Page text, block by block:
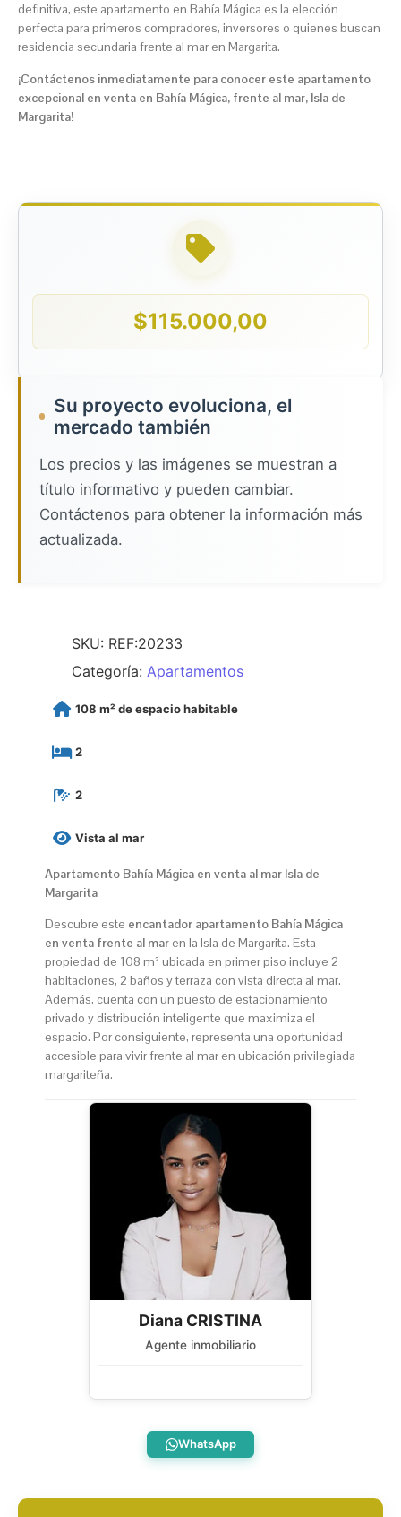
definitiva, este apartamento en Bahía Mágica es la elección
perfecta para primeros compradores, inversores o quienes buscan
residencia secundaria frente al mar en Margarita.
¡Contáctenos inmediatamente para conocer este apartamento
excepcional en venta en Bahía Mágica, frente al mar, Isla de
Margarita!
$115.000,00
Su proyecto evoluciona, el
mercado también
Los precios y las imágenes se muestran a
título informativo y pueden cambiar.
Contáctenos para obtener la información más
actualizada.
SKU: REF:20233
Categoría: Apartamentos
108 m² de espacio habitable
2
2
Vista al mar
Apartamento Bahía Mágica en venta al mar Isla de
Margarita
Descubre este encantador apartamento Bahía Mágica
en venta frente al mar en la Isla de Margarita. Esta
propiedad de 108 m² ubicada en primer piso incluye 2
habitaciones, 2 baños y terraza con vista directa al mar.
Además, cuenta con un puesto de estacionamiento
privado y distribución inteligente que maximiza el
espacio. Por consiguiente, representa una oportunidad
accesible para vivir frente al mar en ubicación privilegiada
margariteña.
Diana CRISTINA
Agente inmobiliario
WhatsApp